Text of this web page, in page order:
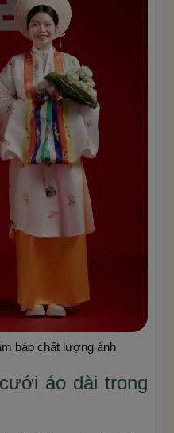
bảo chất lượng ảnh
áo dài trong